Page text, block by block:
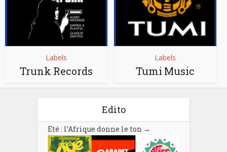
Labels
Trunk Records
Labels
Tumi Music
Edito
Eté : l’Afrique donne le ton →